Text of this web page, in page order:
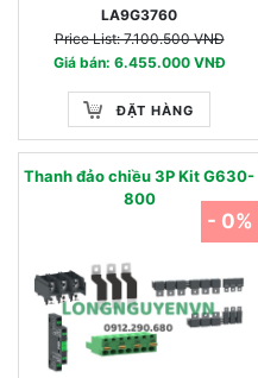
LA9G3760
Price List: 7.100.500 VNĐ
Giá bán: 6.455.000 VNĐ
ĐẶT HÀNG
Thanh đảo chiều 3P Kit G630-
800
- 0%